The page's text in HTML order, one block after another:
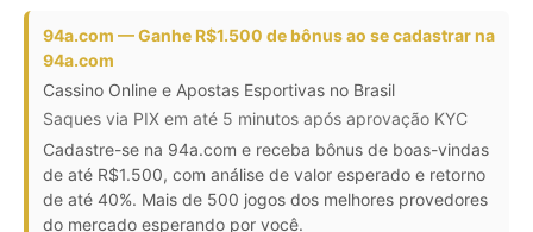
94a.com — Ganhe R$1.500 de bônus ao se cadastrar na
94a.com
Cassino Online e Apostas Esportivas no Brasil
Saques via PIX em até 5 minutos após aprovação KYC
Cadastre-se na 94a.com e receba bônus de boas-vindas
de até R$1.500, com análise de valor esperado e retorno
de até 40%. Mais de 500 jogos dos melhores provedores
do mercado esperando por você.